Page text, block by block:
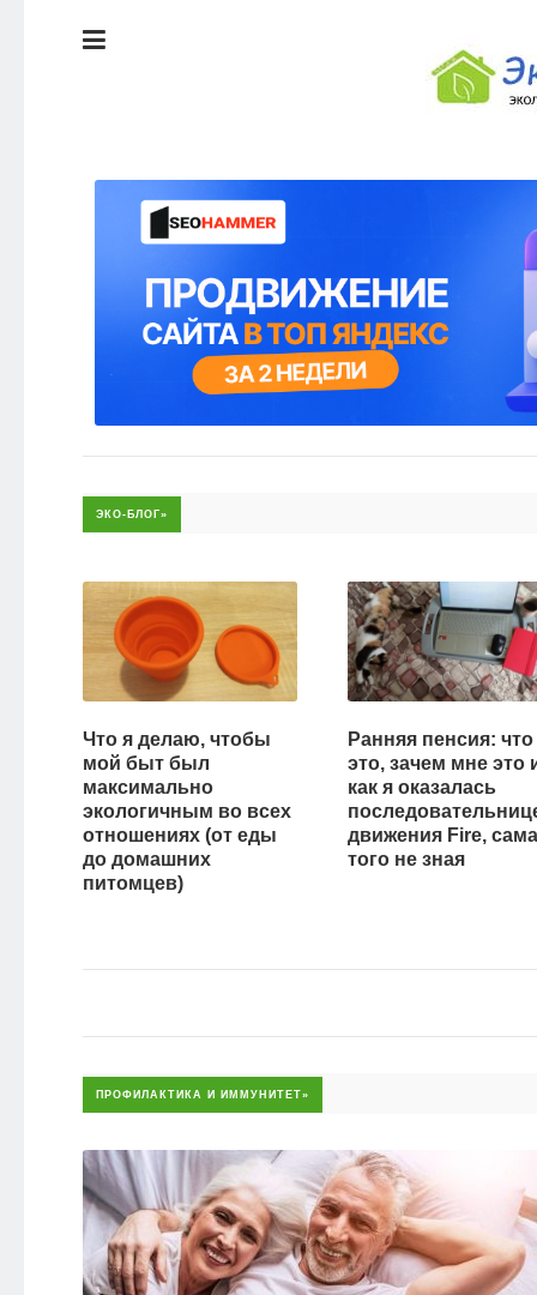
СТИЛЬ
ЭКОЛОГИЯ
КРАСОТА И
ЭКО-
ЭКО-
БЛОГ
ЭКО-БЛОГ»
Что я делаю, чтобы
мой быт был
максимально
экологичным во всех
отношениях (от еды
до домашних
питомцев)
Ранняя пенсия: что
это, зачем мне это
как я оказалась
движения Fire, сама
того не зная
ПРОФИЛАКТИКА И ИММУНИТЕТ»